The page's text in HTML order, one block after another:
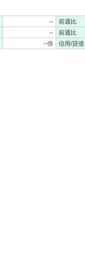
--
前週比
--
前週比
--倍 信用/貸借